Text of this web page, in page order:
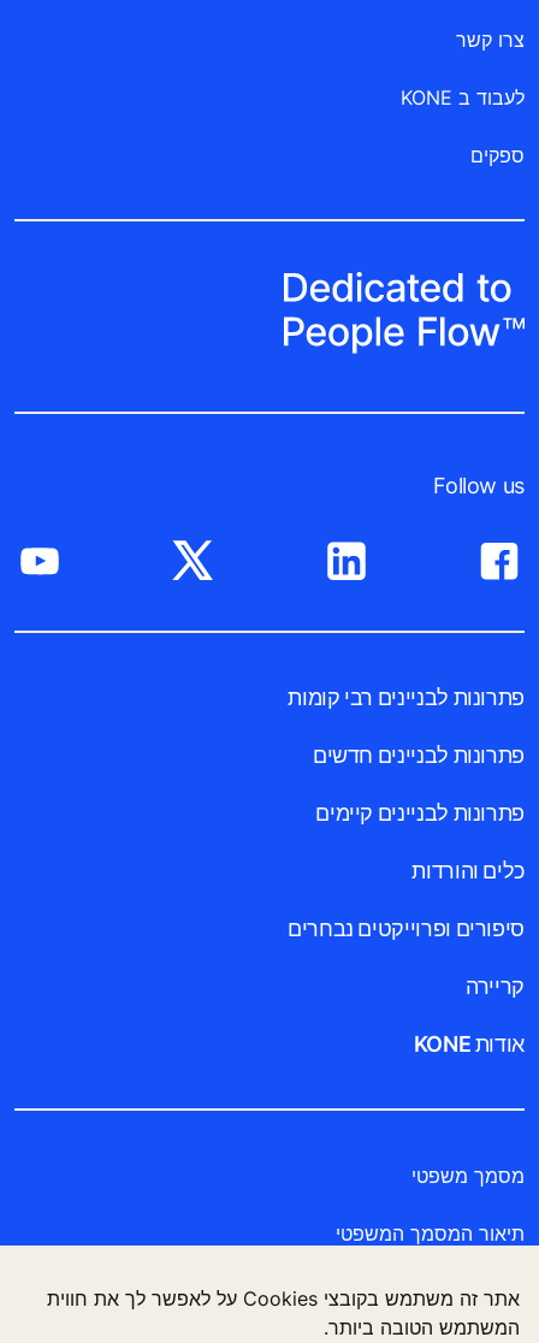
אתר זה משתמש בקובצי Cookies על לאפשר לך את חווית
המשתמש הטובה ביותר.
צרו קשר
לעבוד ב KONE
ספקים
Follow us
פתרונות לבניינים רבי קומות
פתרונות לבניינים חדשים
פתרונות לבניינים קיימים
כלים והורדות
סיפורים ופרוייקטים נבחרים
קריירה
אודות KONE
מסמך משפטי
תיאור המסמך המשפטי
מסמך הצהרת פרטיות